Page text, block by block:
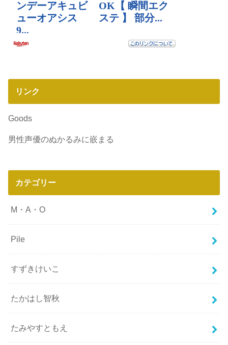
リンク
Goods
男性声優のぬかるみに嵌まる
カテゴリー
M・A・O
Pile
すずきけいこ
たかはし智秋
たみやすともえ